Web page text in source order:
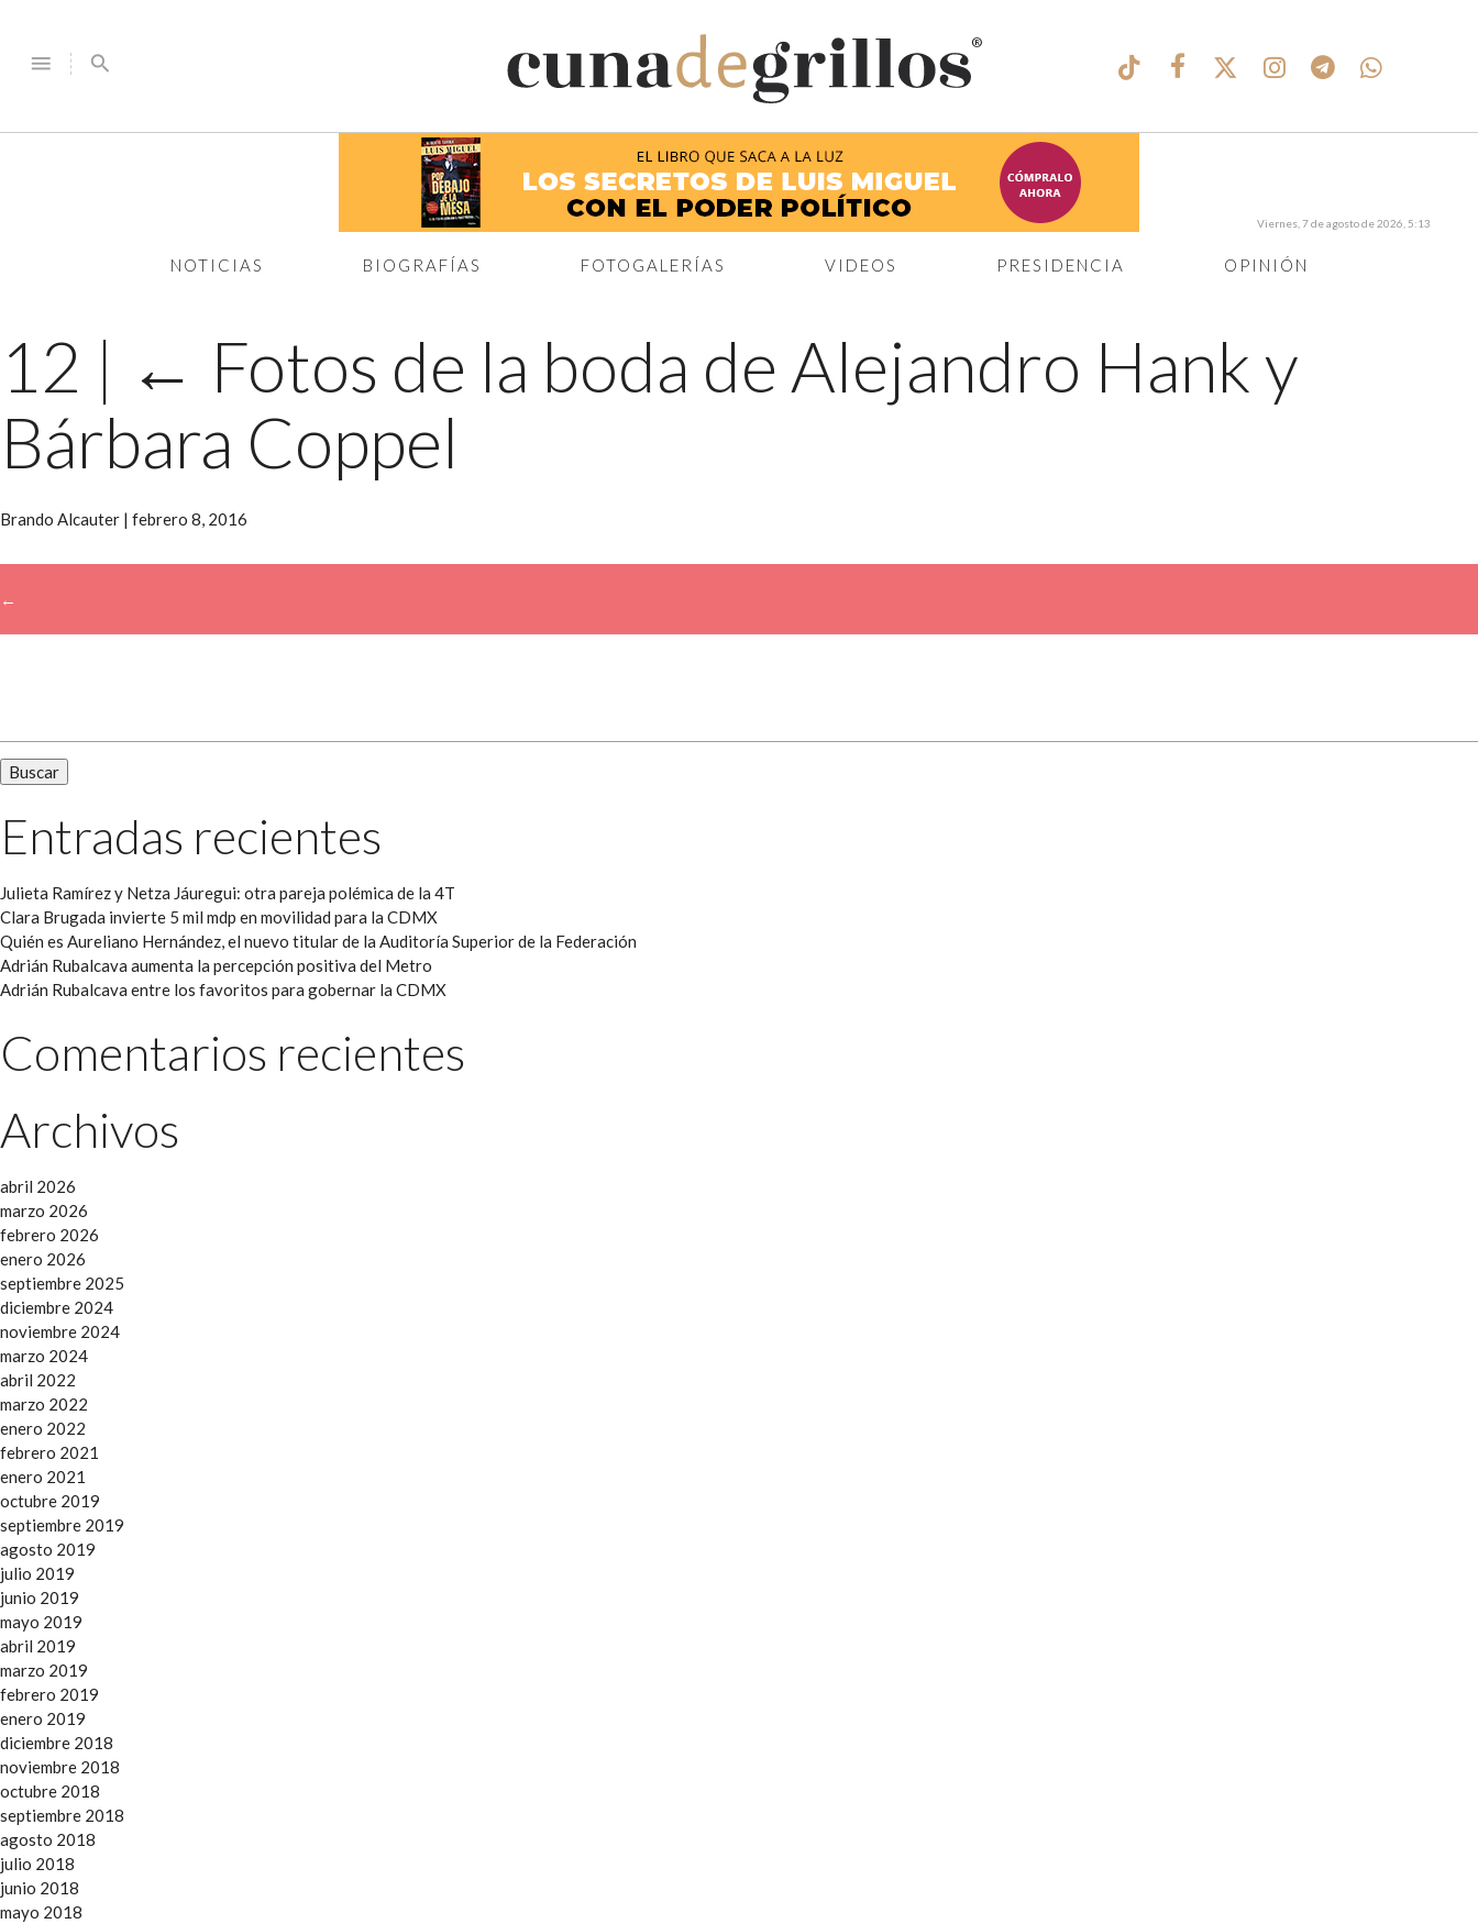
menu search
®
NOTICIAS BIOGRAFÍAS FOTOGALERÍAS VIDEOS PRESIDENCIA OPINIÓN
Viernes, 7 de agosto de 2026, 5:13
12 | ← Fotos de la boda de Alejandro Hank y
Bárbara Coppel
Brando Alcauter | febrero 8, 2016
←
Entradas recientes
Julieta Ramírez y Netza Jáuregui: otra pareja polémica de la 4T
Clara Brugada invierte 5 mil mdp en movilidad para la CDMX
Quién es Aureliano Hernández, el nuevo titular de la Auditoría Superior de la Federación
Adrián Rubalcava aumenta la percepción positiva del Metro
Adrián Rubalcava entre los favoritos para gobernar la CDMX
Comentarios recientes
Archivos
abril 2026
marzo 2026
febrero 2026
enero 2026
septiembre 2025
diciembre 2024
noviembre 2024
marzo 2024
abril 2022
marzo 2022
enero 2022
febrero 2021
enero 2021
octubre 2019
septiembre 2019
agosto 2019
julio 2019
junio 2019
mayo 2019
abril 2019
marzo 2019
febrero 2019
enero 2019
diciembre 2018
noviembre 2018
octubre 2018
septiembre 2018
agosto 2018
julio 2018
junio 2018
mayo 2018